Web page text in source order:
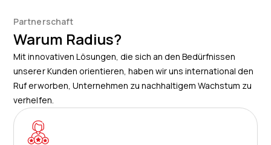
Dashcams zusammen.
Partnerschaft
Warum Radius?
Mit innovativen Lösungen, die sich an den Bedürfnissen
unserer Kunden orientieren, haben wir uns international den
Ruf erworben, Unternehmen zu nachhaltigem Wachstum zu
verhelfen.